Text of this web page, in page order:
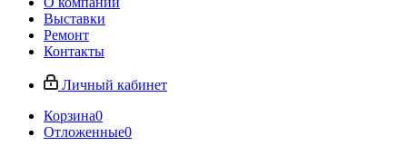
Выставки
Ремонт
Контакты
Личный кабинет
Корзина0
Отложенные0